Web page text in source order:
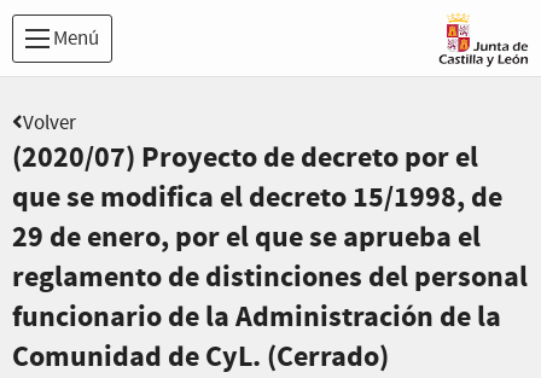
Menú
Volver
(2020/07) Proyecto de decreto por el
que se modifica el decreto 15/1998, de
29 de enero, por el que se aprueba el
reglamento de distinciones del personal
funcionario de la Administración de la
Comunidad de CyL. (Cerrado)